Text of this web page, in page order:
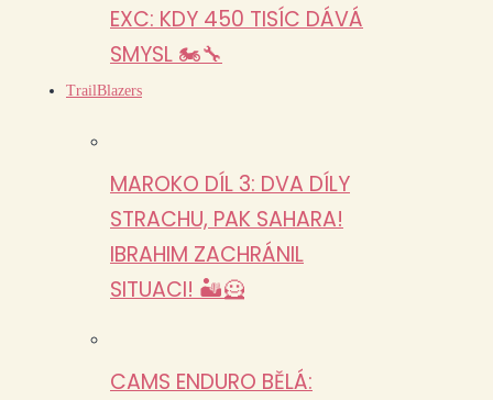
EXC: KDY 450 TISÍC DÁVÁ
SMYSL 🏍️🔧
TrailBlazers
MAROKO DÍL 3: DVA DÍLY
STRACHU, PAK SAHARA!
IBRAHIM ZACHRÁNIL
SITUACI! 🏜️🦸
CAMS ENDURO BĚLÁ: